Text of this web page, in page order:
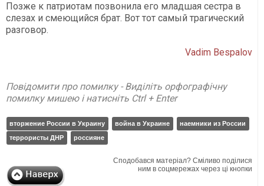
Позже к патриотам позвонила его младшая сестра в
слезах и смеющийся брат. Вот тот самый трагический
разговор.
Vadim Bespalov
Повідомити про помилку - Виділіть орфографічну
помилку мишею і натисніть Ctrl + Enter
вторжение России в Украину война в Украине
наемники из России
террористы ДНР
россияне
Сподобався матеріал? Сміливо поділися
ним в соцмережах через ці кнопки